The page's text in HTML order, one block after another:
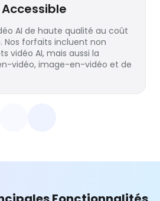
AI de haute qualité au coût
Nos forfaits incluent non
vidéo AI, mais aussi la
vidéo, image-en-vidéo et de